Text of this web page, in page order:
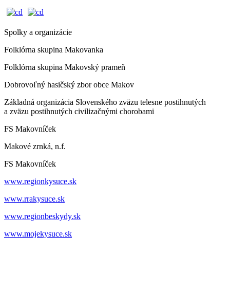
Spolky a organizácie
Folklórna skupina Makovanka
Folklórna skupina Makovský prameň
Dobrovoľný hasičský zbor obce Makov
Základná organizácia Slovenského zväzu telesne postihnutých
a zväzu postihnutých civilizačnými chorobami
FS Makovníček
Makové zrnká, n.f.
FS Makovníček
www.regionkysuce.sk
www.rrakysuce.sk
www.regionbeskydy.sk
www.mojekysuce.sk